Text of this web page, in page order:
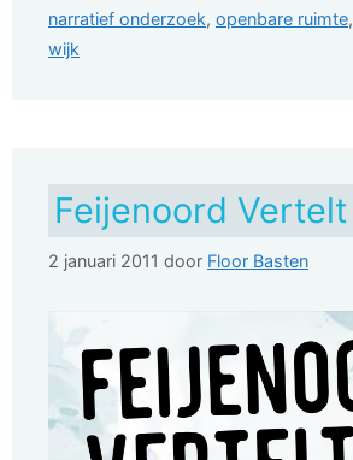
narratief onderzoek, openbare ruimte,
wijk
Feijenoord Vertelt
2 januari 2011 door Floor Basten